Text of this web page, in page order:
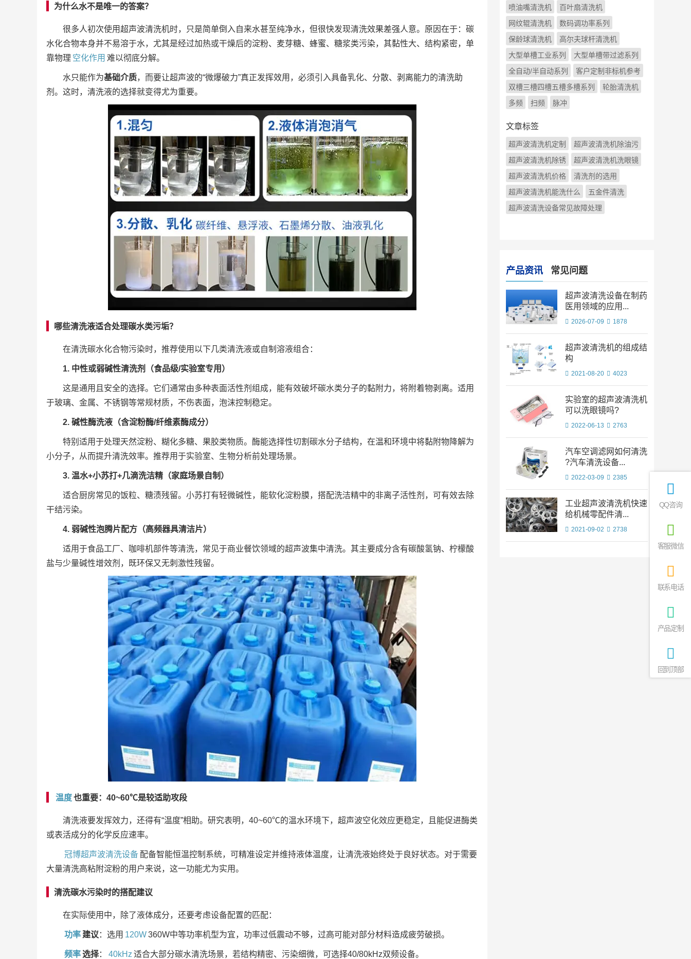
为什么水不是唯一的答案？
很多人初次使用超声波清洗机时，只是简单倒入自来水甚至纯净水，但很快发现清洗效果差强人意。原因在于：碳
水化合物本身并不易溶于水，尤其是经过加热或干燥后的淀粉、麦芽糖、蜂蜜、糖浆类污染，其黏性大、结构紧密，单
靠物理 空化作用 难以彻底分解。
水只能作为基础介质，而要让超声波的“微爆破力”真正发挥效用，必须引入具备乳化、分散、剥离能力的清洗助
剂。这时，清洗液的选择就变得尤为重要。
哪些清洗液适合处理碳水类污垢？
在清洗碳水化合物污染时，推荐使用以下几类清洗液或自制溶液组合：
1. 中性或弱碱性清洗剂（食品级/实验室专用）
这是通用且安全的选择。它们通常由多种表面活性剂组成，能有效破坏碳水类分子的黏附力，将附着物剥离。适用
于玻璃、金属、不锈钢等常规材质，不伤表面，泡沫控制稳定。
2. 碱性酶洗液（含淀粉酶/纤维素酶成分）
特别适用于处理天然淀粉、糊化多糖、果胶类物质。酶能选择性切割碳水分子结构，在温和环境中将黏附物降解为
小分子，从而提升清洗效率。推荐用于实验室、生物分析前处理场景。
3. 温水+小苏打+几滴洗洁精（家庭场景自制）
适合厨房常见的饭粒、糖渍残留。小苏打有轻微碱性，能软化淀粉膜，搭配洗洁精中的非离子活性剂，可有效去除
干结污染。
4. 弱碱性泡腾片配方（高频器具清洁片）
适用于食品工厂、咖啡机部件等清洗，常见于商业餐饮领域的超声波集中清洗。其主要成分含有碳酸氢钠、柠檬酸
盐与少量碱性增效剂，既环保又无刺激性残留。
温度 也重要：40~60℃是较适助攻段
清洗液要发挥效力，还得有“温度”相助。研究表明，40~60℃的温水环境下，超声波空化效应更稳定，且能促进酶类
或表活成分的化学反应速率。
冠博超声波清洗设备 配备智能恒温控制系统，可精准设定并维持液体温度，让清洗液始终处于良好状态。对于需要
大量清洗高粘附淀粉的用户来说，这一功能尤为实用。
清洗碳水污染时的搭配建议
在实际使用中，除了液体成分，还要考虑设备配置的匹配：
功率 建议 ：选用 120W 360W中等功率机型为宜，功率过低震动不够，过高可能对部分材料造成疲劳破损。
频率 选择： 40kHz 适合大部分碳水清洗场景，若结构精密、污染细微，可选择40/80kHz双频设备。
喷油嘴清洗机
百叶扇清洗机
网纹辊清洗机
数码调功率系列
保龄球清洗机
高尔夫球杆清洗机
大型单槽工业系列
大型单槽带过滤系列
全自动/半自动系列
客户定制非标机参考
双槽三槽四槽五槽多槽系列
轮胎清洗机
多频
扫频 脉冲
文章标签
超声波清洗机定制
超声波清洗机除油污
超声波清洗机除锈
超声波清洗机洗眼镜
超声波清洗机价格
清洗剂的选用
超声波清洗机能洗什么
五金件清洗
超声波清洗设备常见故障处理
产品资讯 常见问题
超声波清洗设备在制药
医用领域的应用...
2026-07-09 1878
超声波清洗机的组成结
构
2021-08-20 4023
实验室的超声波清洗机
可以洗眼镜吗?
2022-06-13 2763
汽车空调滤网如何清洗
?汽车清洗设备...
2022-03-09 2385
工业超声波清洗机快速
给机械零配件清...
2021-09-02 2738
QQ咨询
客服微信
联系电话
产品定制
回到顶部